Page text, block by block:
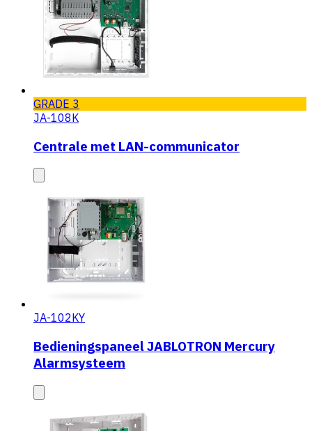
GRADE 3
JA-108K
Centrale met LAN-communicator
JA-102KY
Bedieningspaneel JABLOTRON Mercury
Alarmsysteem